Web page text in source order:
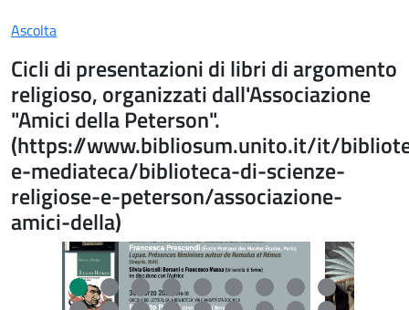
Ascolta
Cicli di presentazioni di libri di argomento
religioso, organizzati dall'Associazione
"Amici della Peterson".
(https://www.bibliosum.unito.it/it/
e-mediateca/biblioteca-di-scienze-
religiose-e-peterson/associazione-
amici-della)
Salta lo slider